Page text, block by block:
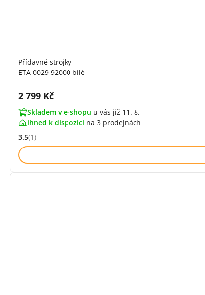
Přídavné strojky
ETA 0029 92000 bílé
Cena s DPH:
2 799 Kč
Skladem v e-shopu u vás již 11. 8.
ihned k dispozici na 3 prodejnách
Hodnocení: 3.5 z 5 (1 recenzí)
3.5(1)